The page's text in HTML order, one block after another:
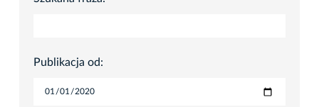
Publikacja od: